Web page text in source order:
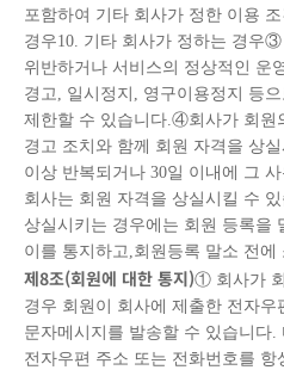
포함하여 기타 회사가 정한 이용
경우10. 기타 회사가 정하는 경우
위반하거나 서비스의 정상적인 운
경고, 일시정지, 영구이용정지 등
제한할 수 있습니다.④회사가 회원
경고 조치와 함께 회원 자격을 상
이상 반복되거나 30일 이내에 그
회사는 회원 자격을 상실시킬 수
상실시키는 경우에는 회원 등록을
이를 통지하고,회원등록 말소 전
제8조(회원에 대한 통지)① 회사가
경우 회원이 회사에 제출한 전자
문자메시지를 발송할 수 있습니다.
전자우편 주소 또는 전화번호를 항